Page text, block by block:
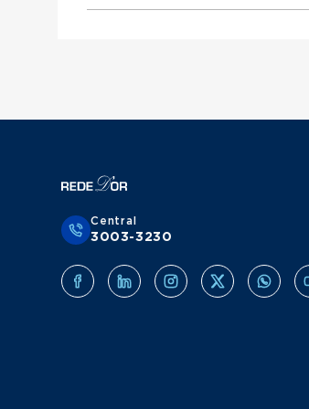
Urologista atende Porto Saúde
Central
3003-3230